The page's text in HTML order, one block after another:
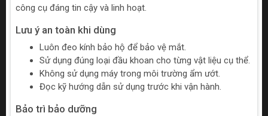
công cụ đáng tin cậy và linh hoạt.
Lưu ý an toàn khi dùng
Luôn đeo kính bảo hộ để bảo vệ mắt.
Sử dụng đúng loại đầu khoan cho từng vật liệu cụ thể.
Không sử dụng máy trong môi trường ẩm ướt.
Đọc kỹ hướng dẫn sử dụng trước khi vận hành.
Bảo trì bảo dưỡng